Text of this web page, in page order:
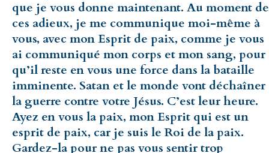
que je vous donne maintenant. Au moment de
ces adieux, je me communique moi-même à
vous, avec mon Esprit de paix, comme je vous
ai communiqué mon corps et mon sang, pour
qu’il reste en vous une force dans la bataille
imminente. Satan et le monde vont déchaîner
la guerre contre votre Jésus. C’est leur heure.
Ayez en vous la paix, mon Esprit qui est un
esprit de paix, car je suis le Roi de la paix.
Gardez-la pour ne pas vous sentir trop